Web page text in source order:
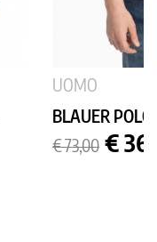
UOMO
BLAUER
Prezzo
base
€ 73,00 €